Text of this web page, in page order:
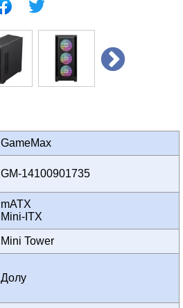
GameMax
GM-14100901735
mATX
Mini-ITX
Mini Tower
Долу